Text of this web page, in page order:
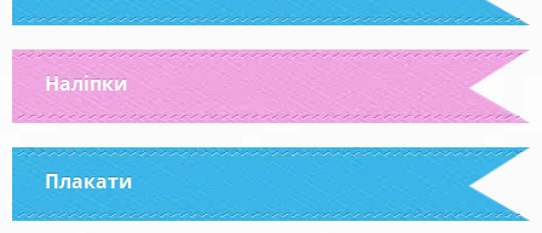
Наліпки
Плакати